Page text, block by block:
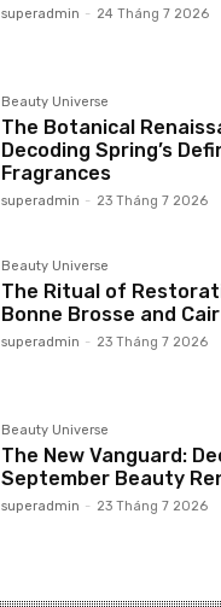
superadmin - 24 Tháng 7 2026
Beauty Universe
The Botanical
Decoding Spring’s
Fragrances
superadmin - 23 Tháng 7 2026
Beauty Universe
The Ritual of
Bonne Brosse and Cair
superadmin - 23 Tháng 7 2026
Beauty Universe
The New Vanguard:
September Beauty
superadmin - 23 Tháng 7 2026